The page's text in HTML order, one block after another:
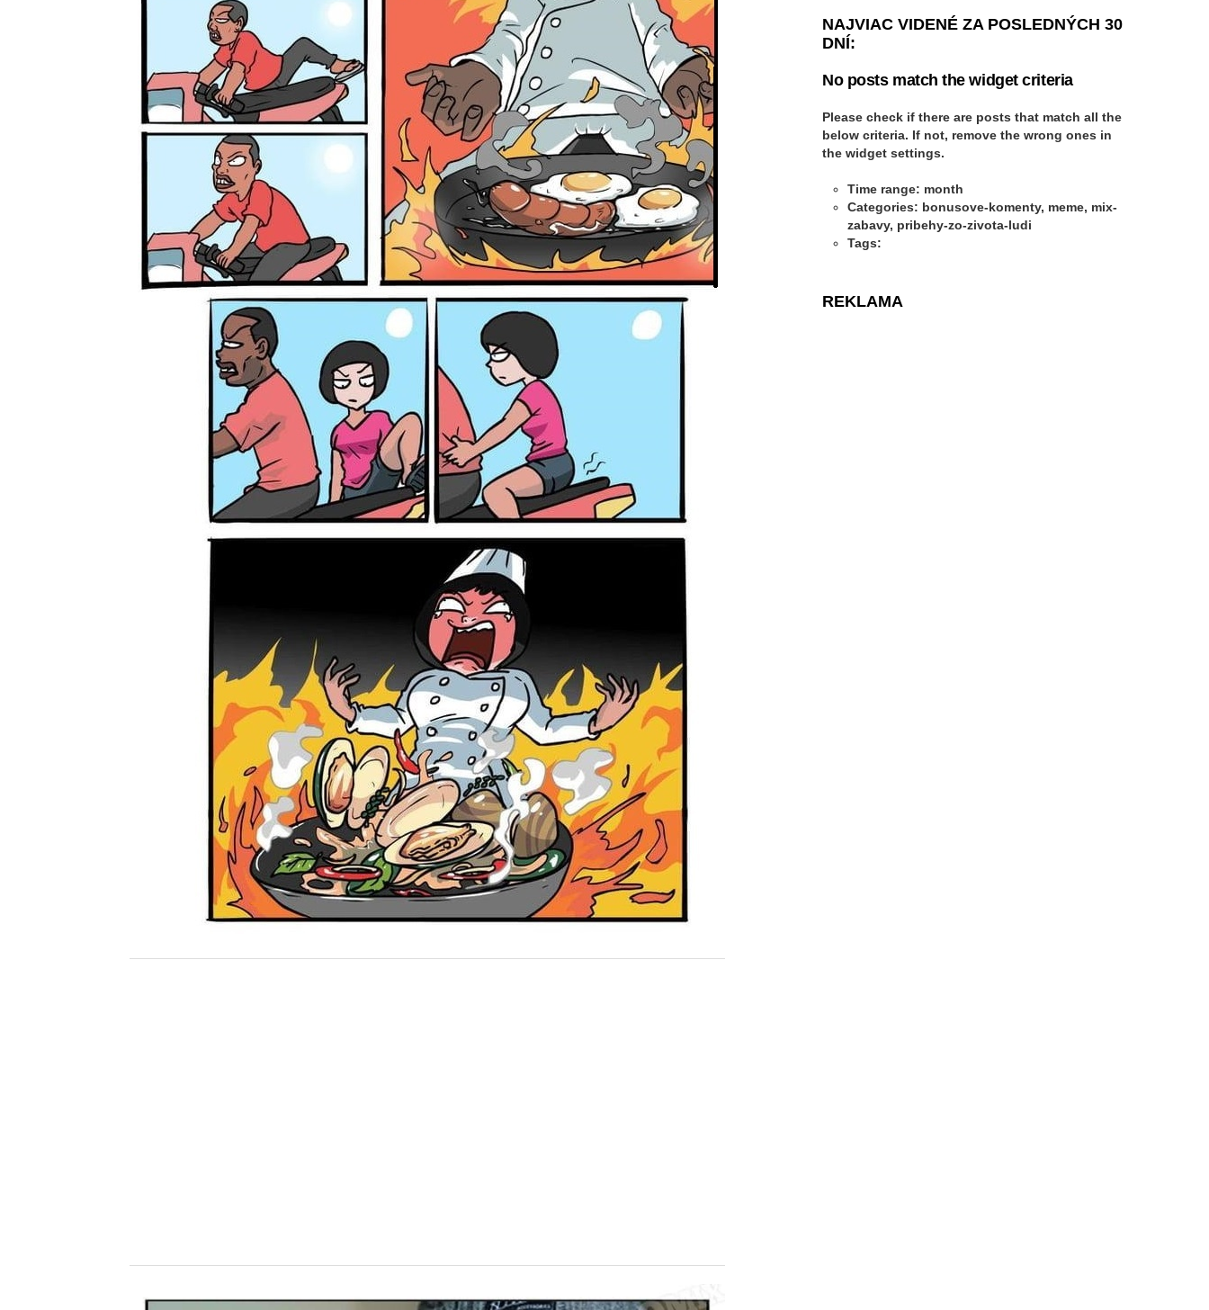
NAJVIAC VIDENÉ ZA POSLEDNÝCH 30
DNÍ:
No posts match the widget criteria
Please check if there are posts that match all the
below criteria. If not, remove the wrong ones in
the widget settings.
Time range: month
Categories: bonusove-komenty, meme, mix-
zabavy, pribehy-zo-zivota-ludi
Tags:
REKLAMA